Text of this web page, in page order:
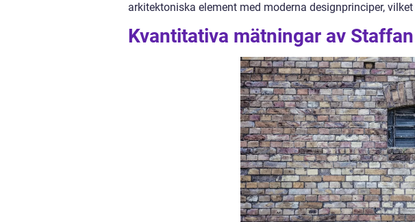
arkitektoniska element med moderna designprinciper,
Kvantitativa mätningar av